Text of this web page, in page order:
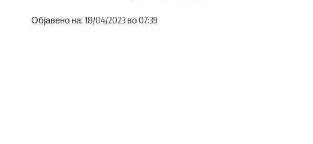
Објавено на: 18/04/2023 во 07:39